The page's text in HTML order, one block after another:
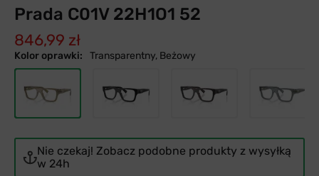
Prada C01V 22H1O1 52
846,99 zł
Kolor oprawki: Transparentny, Beżowy
Nie czekaj! Zobacz podobne produkty z wysyłką
w 24h